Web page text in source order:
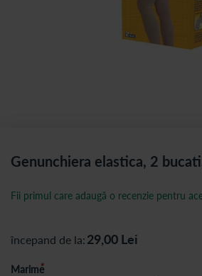
Genunchiera elastica, 2
Fii primul care adaugă o recenzie pentru
începand de la 29,00 Lei
Marime